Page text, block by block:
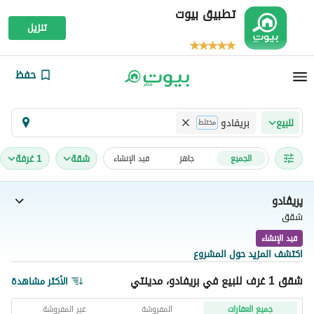
تطبيق بيوت
تنزيل
حفظ
للبيع بريفادو مختلط
الجميع جاهز قيد الإنشاء شقة 1 غرفة
پريڤادو
شقق
قيد الإنشاء
اكتشف المزيد حول المشروع
شقق 1 غرف للبيع في بريفادو، مدينتي الأكثر مشاهدة
جميع العقارات المفروشة غير المفروشة